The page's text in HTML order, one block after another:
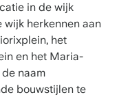
in de wijk
wijk herkennen aan
het
en het Maria-
naam
bouwstijlen te